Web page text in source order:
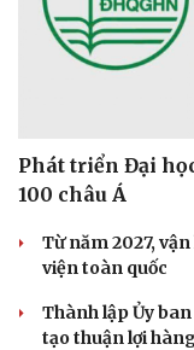
Phát triển Đại
100 châu Á
Từ năm 2027,
viện toàn quốc
Thành lập Ủy
tạo thuận lợi